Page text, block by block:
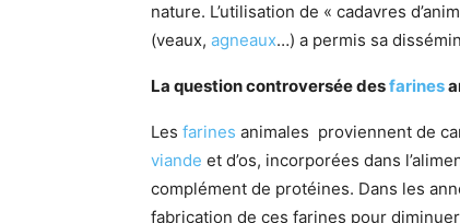
nature. L’utilisation de « cadavres
(veaux, agneaux…) a permis sa
La question controversée desfarines
Les farines animales proviennent de
viande et d’os, incorporées dans
complément de protéines. Dans les
fabrication de ces farines pour